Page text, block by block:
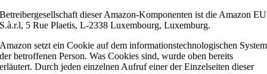
Betreibergesellschaft dieser Amazon-Komponenten ist die Amazon EU
S.à.r.l, 5 Rue Plaetis, L-2338 Luxembourg, Luxemburg.
Amazon setzt ein Cookie auf dem informationstechnologischen System
der betroffenen Person. Was Cookies sind, wurde oben bereits
erläutert. Durch jeden einzelnen Aufruf einer der Einzelseiten dieser